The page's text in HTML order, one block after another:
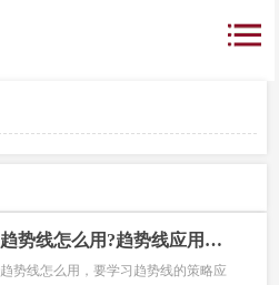
趋势线怎么用?趋势线应用中的注意事项
趋势线怎么用，要学习趋势线的策略应